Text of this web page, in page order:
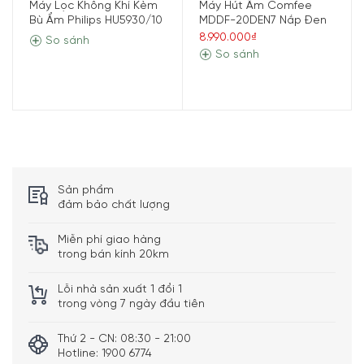
Tiết kiệm với công suất tiêu hao 270W.
Hạn chế tạo điều kiện phát sinh vi khuẩn và các tác
nhân gây bệnh hô hấp,
Trang bị nhiều tính năng tiện ích và thông
dụng
Máy Lọc Không Khí Kèm
Bù Ẩm Philips HU5930/10
So sánh
Máy Hút Ẩm Comfee
MDDF-20DEN7 Nắp Đen
8.990.000₫
So sánh
Sản phẩm
đảm bảo chất lượng
Miễn phí giao hàng
trong bán kính 20km
Lỗi nhà sản xuất 1 đổi 1
trong vòng 7 ngày đầu tiên
Thứ 2 - CN: 08:30 - 21:00
Hotline: 1900 6774